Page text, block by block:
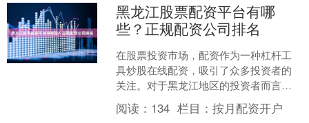
黑龙江股票配资平台有哪
些？正规配资公司排名
在股票投资市场，配资作为一种杠杆工
具炒股在线配资，吸引了众多投资者的
关注。对于黑龙江地区的投资者而言，
了解本地有哪些股票配资平台以及如何
辨别正规公司至关重要。本....
阅读： 134 栏目：按月配资开户